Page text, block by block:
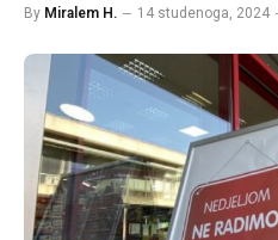
By Miralem H. 14 studenoga, 2024